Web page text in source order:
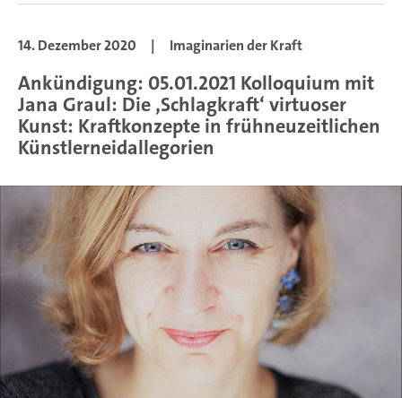
14. Dezember 2020 | Imaginarien der Kraft
Ankündigung: 05.01.2021 Kolloquium mit
Jana Graul: Die ‚Schlagkraft‘ virtuoser
Kunst: Kraftkonzepte in frühneuzeitlichen
Künstlerneidallegorien